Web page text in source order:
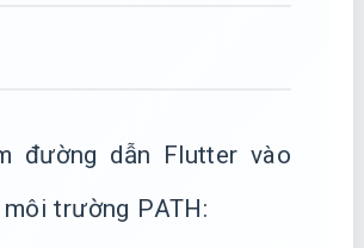
đường dẫn Flutter vào
môi trường PATH: